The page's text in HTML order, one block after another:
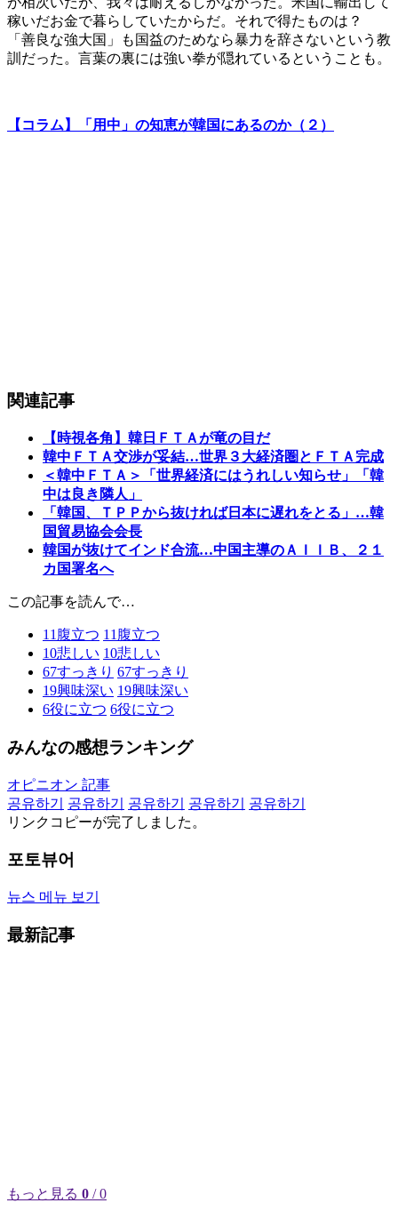
稼いだお金で暮らしていたからだ。それで得たものは？
「善良な強大国」も国益のためなら暴力を辞さないという教
訓だった。言葉の裏には強い拳が隠れているということも。
【コラム】「用中」の知恵が韓国にあるのか（２）
関連記事
【時視各角】韓日ＦＴＡが竜の目だ
韓中ＦＴＡ交渉が妥結…世界３大経済圏とＦＴＡ完成
＜韓中ＦＴＡ＞「世界経済にはうれしい知らせ」「韓
中は良き隣人」
「韓国、ＴＰＰから抜ければ日本に遅れをとる」…韓
国貿易協会会長
韓国が抜けてインド合流…中国主導のＡＩＩＢ、２１
カ国署名へ
この記事を読んで…
11 腹立つ 11 腹立つ
10悲しい 10悲しい
67すっきり 67すっきり
19興味深い 19興味深い
6役に立つ 6役に立つ
みんなの感想ランキング
オピニオン 記事
공유하기
공유하기 공유하기 공유하기
공유하기
リンクコピーが完了しました。
포토뷰어
뉴스 메뉴 보기
最新記事
もっと見る 0 / 0